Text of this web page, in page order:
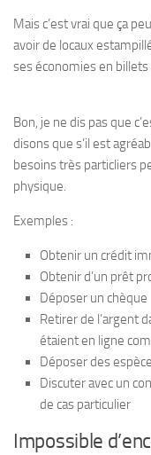
Mais c’est vrai que ça
avoir de locaux
ses économies en
Bon, je ne dis pas que
disons que s’il est
besoins très particliers
physique.
Exemples :
Obtenir un crédit
Obtenir d’un prêt
Déposer un chèque
Retirer de l’argent
étaient en ligne
Déposer des
Discuter avec un
de cas particulier
Impossible